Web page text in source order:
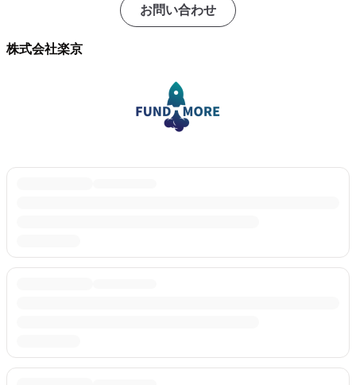
お問い合わせ
株式会社楽京